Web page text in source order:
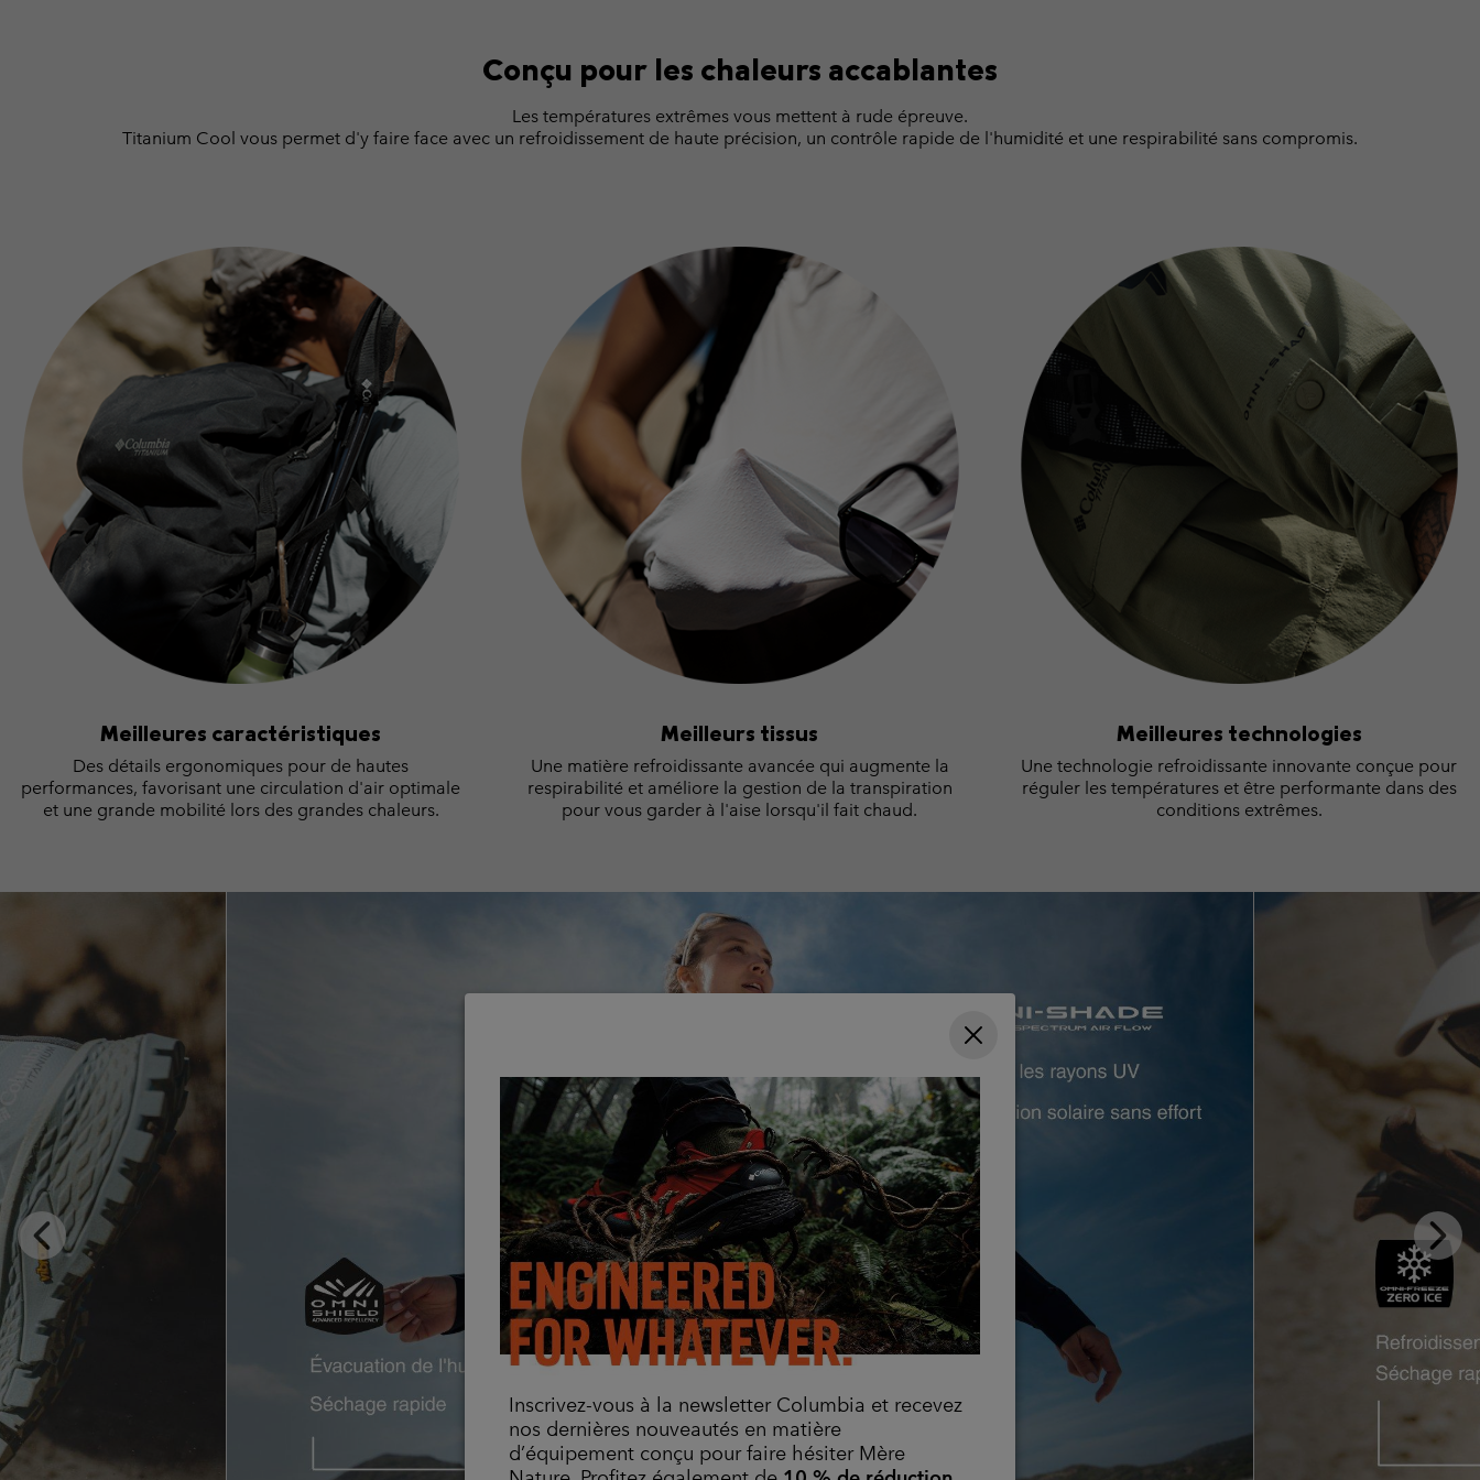
Inscrivez-vous à la newsletter Columbia et recevez
nos dernières nouveautés en matière
d’équipement conçu pour faire hésiter Mère
Conçu pour les chaleurs accablantes
Les températures extrêmes vous mettent à rude épreuve.
Titanium Cool vous permet d'y faire face avec un refroidissement de haute précision, un contrôle rapide de l'humidité et une respirabilité sans compromis.
Meilleures caractéristiques
Des détails ergonomiques pour de hautes
performances, favorisant une circulation d'air optimale
et une grande mobilité lors des grandes chaleurs.
Meilleurs tissus
Une matière refroidissante avancée qui augmente la
respirabilité et améliore la gestion de la transpiration
pour vous garder à l'aise lorsqu'il fait chaud.
Meilleures technologies
Une technologie refroidissante innovante conçue pour
réguler les températures et être performante dans des
conditions extrêmes.
Previous
Slide
Next
Slide